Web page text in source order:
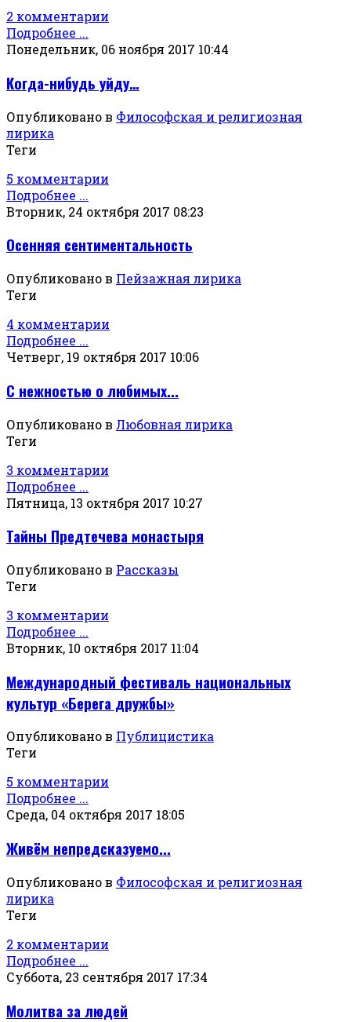
2 комментарии
Подробнее ...
Понедельник, 06 ноября 2017 10:44
Когда-нибудь уйду…
Опубликовано в Философская и религиозная
лирика
Теги
5 комментарии
Подробнее ...
Вторник, 24 октября 2017 08:23
Осенняя сентиментальность
Опубликовано в Пейзажная лирика
Теги
4 комментарии
Подробнее ...
Четверг, 19 октября 2017 10:06
С нежностью о любимых...
Опубликовано в Любовная лирика
Теги
3 комментарии
Подробнее ...
Пятница, 13 октября 2017 10:27
Тайны Предтечева монастыря
Опубликовано в Рассказы
Теги
3 комментарии
Подробнее ...
Вторник, 10 октября 2017 11:04
Международный фестиваль национальных
культур «Берега дружбы»
Опубликовано в Публицистика
Теги
5 комментарии
Подробнее ...
Среда, 04 октября 2017 18:05
Живём непредсказуемо...
Опубликовано в Философская и религиозная
лирика
Теги
2 комментарии
Подробнее ...
Суббота, 23 сентября 2017 17:34
Молитва за людей